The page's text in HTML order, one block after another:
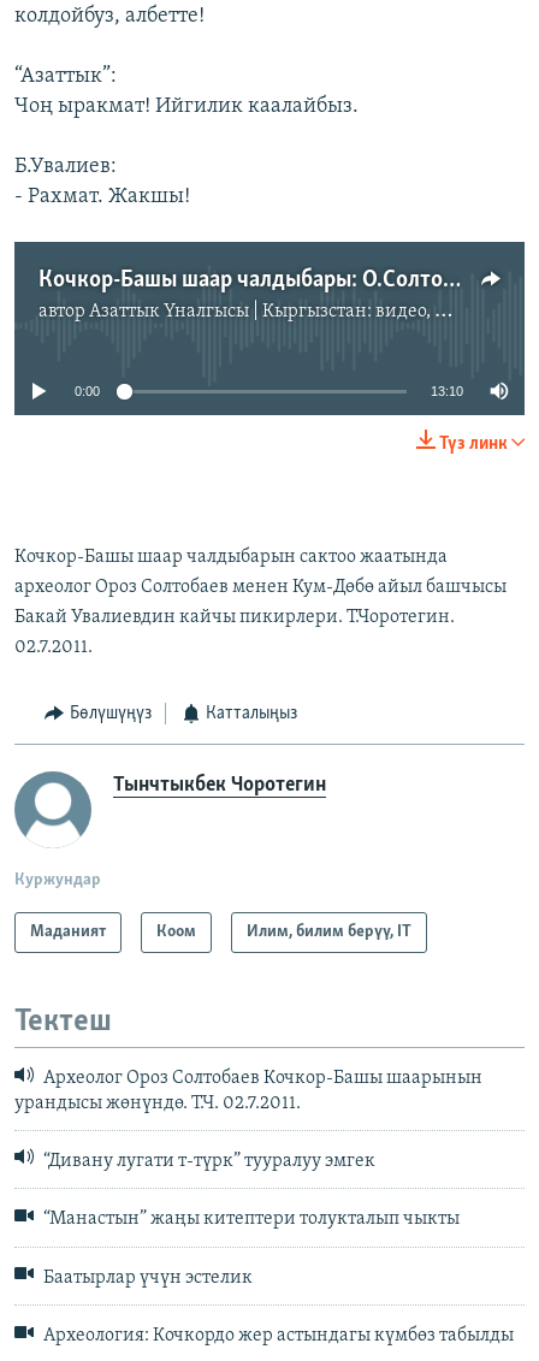
колдойбуз, албетте!
“Азаттык”:
Чоң ыракмат! Ийгилик каалайбыз.
Б.Увалиев:
- Рахмат. Жакшы!
Кочкор-Башы шаар чалдыбары: О.Солтобаев менен Б.Увалиевдин ойлору. (Т.Чоротегин). 02.7.2011.
автор Азаттык Үналгысы | Кыргызстан: видео, фото, кабарлар
No media source currently available
0:00 13:10
Түз линк
Кочкор-Башы шаар чалдыбарын сактоо жаатында
археолог Ороз Солтобаев менен Кум-Дөбө айыл башчысы
Бакай Увалиевдин кайчы пикирлери. Т.Чоротегин.
02.7.2011.
Бөлүшүңүз Катталыңыз
Тынчтыкбек Чоротегин
Куржундар
Маданият Коом Илим, билим берүү, IT
Тектеш
Археолог Ороз Солтобаев Кочкор-Башы шаарынын
урандысы жөнүндө. Т.Ч. 02.7.2011.
“Дивану лугати т-түрк” тууралуу эмгек
“Манастын” жаңы китептери толукталып чыкты
Баатырлар үчүн эстелик
Археология: Кочкордо жер астындагы күмбөз табылды